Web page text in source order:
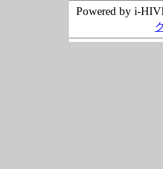
Powered by i-